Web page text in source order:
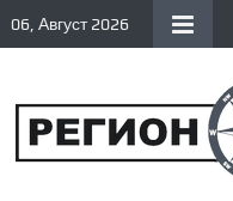
06, Август 2026